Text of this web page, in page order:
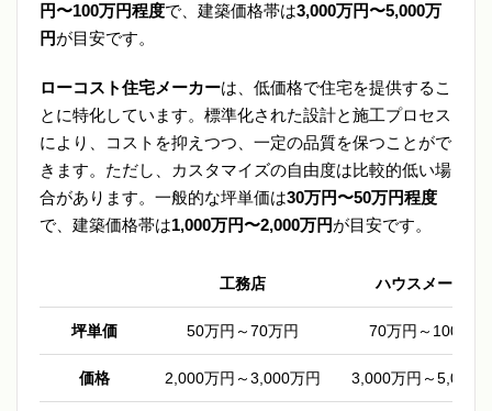
円〜100万円程度で、建築価格帯は3,000万円〜5,000万
円が目安です。
ローコスト住宅メーカーは、低価格で住宅を提供するこ
とに特化しています。標準化された設計と施工プロセス
により、コストを抑えつつ、一定の品質を保つことがで
きます。ただし、カスタマイズの自由度は比較的低い場
合があります。一般的な坪単価は30万円〜50万円程度
で、建築価格帯は1,000万円〜2,000万円が目安です。
工務店 ハウスメーカー
坪単価 50万円～70万円 70万円～100万円
価格 2,000万円～3,000万円 3,000万円～5,000